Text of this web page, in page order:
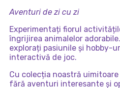
Aventuri de zi cu zi
Experimentați fiorul
îngrijirea animalelor
explorați pasiunile și hobby-
interactivă de joc.
Cu colecția noastră uimitoare
fără aventuri interesante și